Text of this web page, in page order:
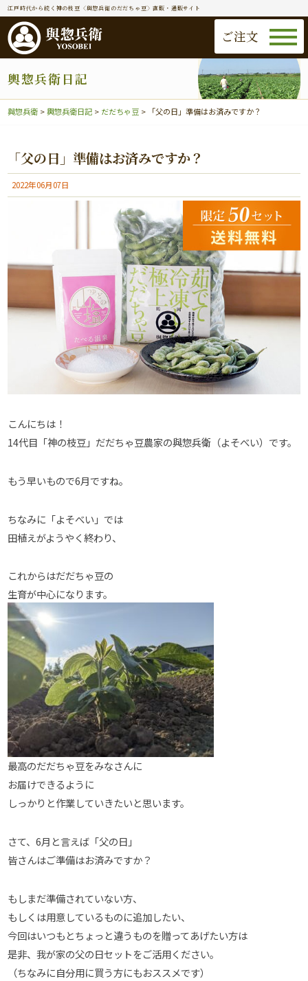
江戸時代から続く神の枝豆〈與惣兵衛のだだちゃ豆〉直販・通販サイト
ご注文
輿惣兵衛日記
與惣兵衛 >輿惣兵衛日記 > だだちゃ豆 > 「父の日」準備はお済みですか？
「父の日」準備はお済みですか？
2022年06月07日
こんにちは！
14代目「神の枝豆」だだちゃ豆農家の與惣兵衛（よそべい）です。
もう早いもので6月ですね。
ちなみに「よそべい」では
田植えがようやく終わり、
これからはだだちゃ豆の
生育が中心になります。
最高のだだちゃ豆をみなさんに
お届けできるように
しっかりと作業していきたいと思います。
さて、6月と言えば「父の日」
皆さんはご準備はお済みですか？
もしまだ準備されていない方、
もしくは用意しているものに追加したい、
今回はいつもとちょっと違うものを贈ってあげたい方は
是非、我が家の父の日セットをご活用ください。
（ちなみに自分用に買う方にもおススメです）